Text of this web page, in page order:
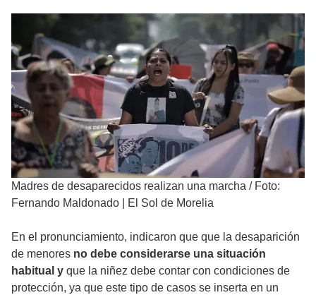
Madres de desaparecidos realizan una marcha / Foto:
Fernando Maldonado | El Sol de Morelia
En el pronunciamiento, indicaron que que la desaparición
de menores no debe considerarse una situación
habitual y que la niñez debe contar con condiciones de
protección, ya que este tipo de casos se inserta en un